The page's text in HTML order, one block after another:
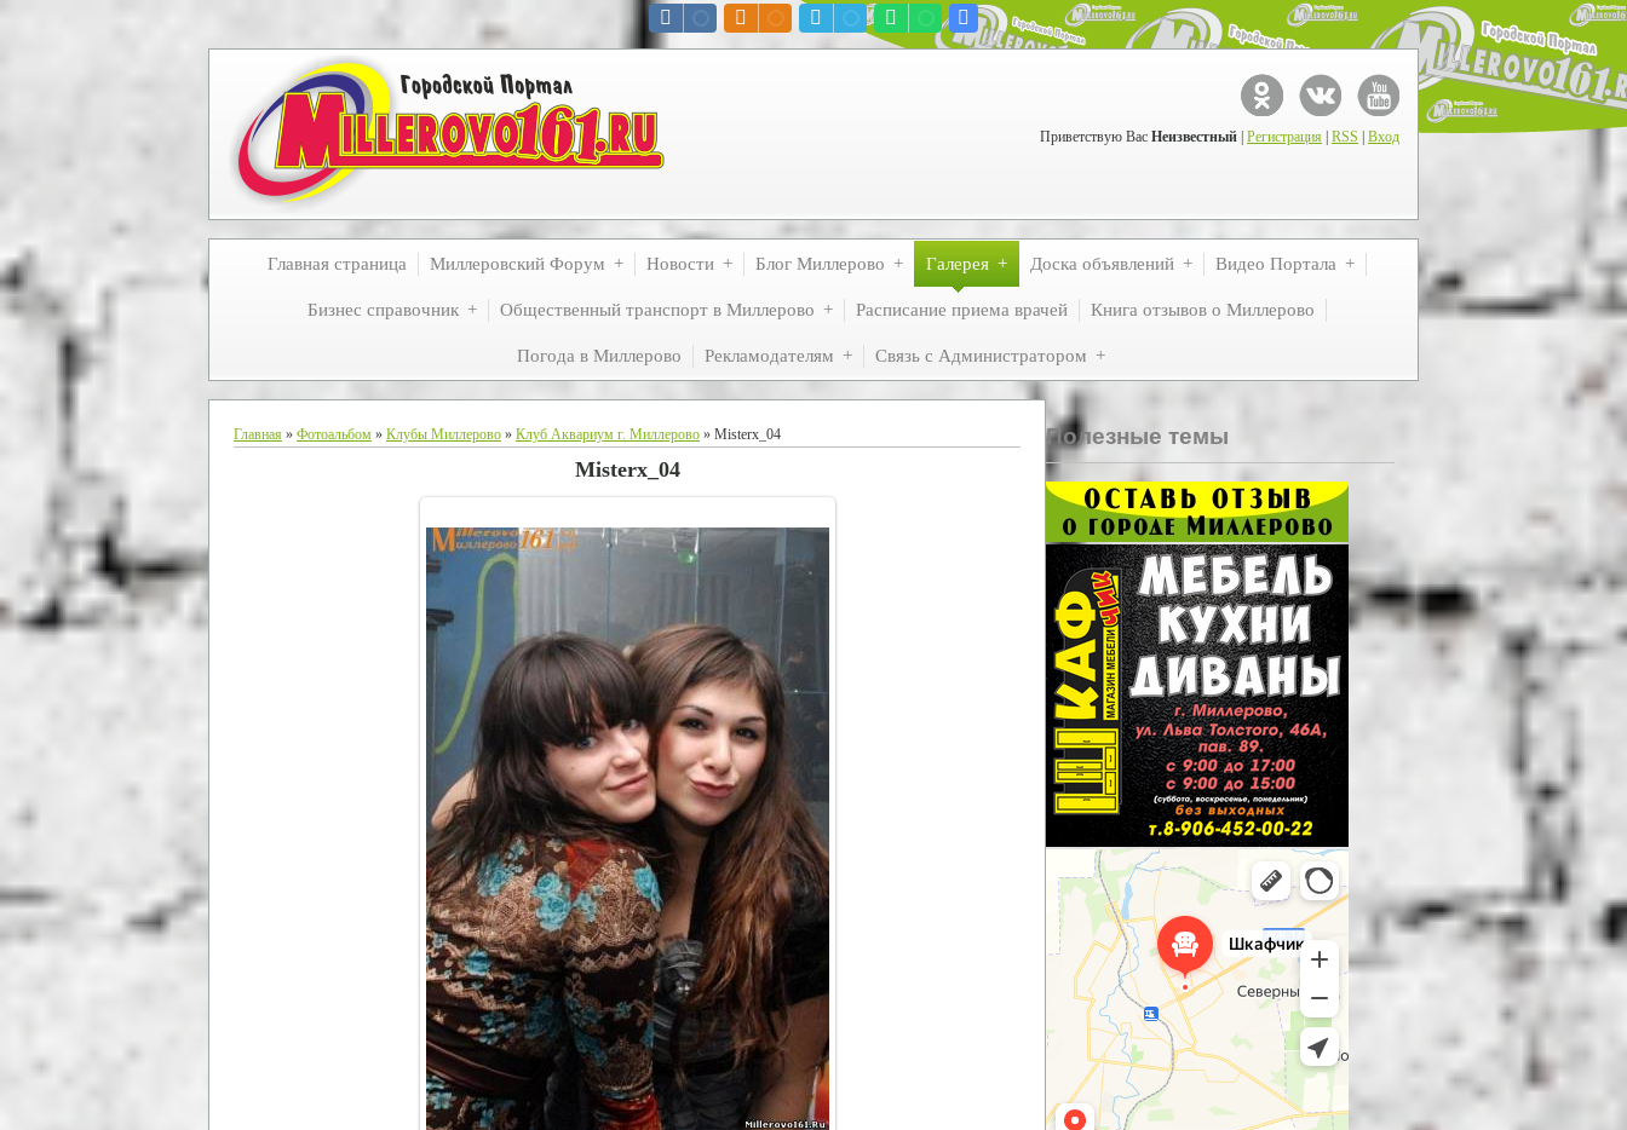
Приветствую Вас Неизвестный Регистрация RSS Вход
Главная страница Миллеровский Форум Новости Блог Миллерово Галерея Доска объявлений Видео Портала
Бизнес справочник Общественный транспорт в Миллерово Расписание приема врачей Книга отзывов о Миллерово
Погода в Миллерово Рекламодателям Связь с Администратором
Главная » Фотоальбом » Клубы Миллерово » Клуб Аквариум г. Миллерово » Misterx_04
Misterx_04
Полезные темы